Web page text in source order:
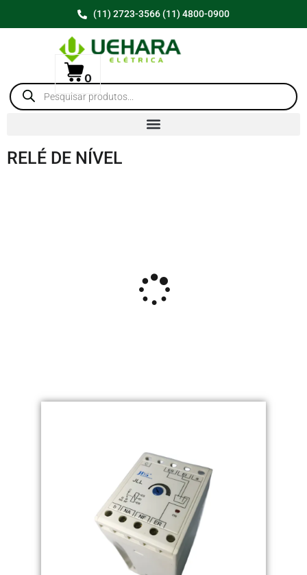
(11) 2723-3566 (11) 4800-0900
0
RELÉ DE NÍVEL